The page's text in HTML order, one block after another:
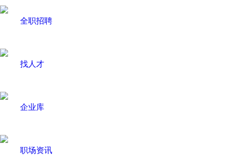
全职招聘
找人才
企业库
职场资讯